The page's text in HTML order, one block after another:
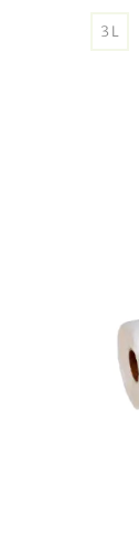
3 L